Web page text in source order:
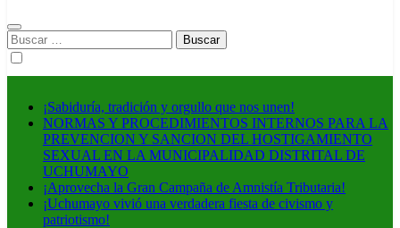
Buscar:
¡Sabiduría, tradición y orgullo que nos unen!
NORMAS Y PROCEDIMIENTOS INTERNOS PARA LA
PREVENCION Y SANCION DEL HOSTIGAMIENTO
SEXUAL EN LA MUNICIPALIDAD DISTRITAL DE
UCHUMAYO
¡Aprovecha la Gran Campaña de Amnistía Tributaria!
¡Uchumayo vivió una verdadera fiesta de civismo y
patriotismo!